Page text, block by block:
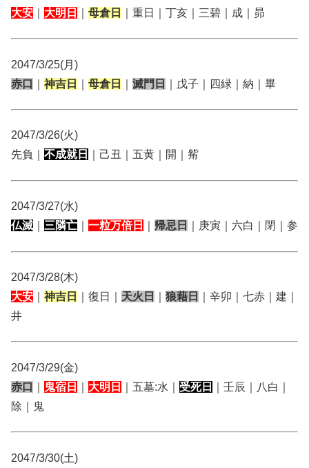
大安
大明日 母倉日 ｜重日｜丁亥｜三碧｜成｜昴
2047/3/25(月)
赤口
神吉日 母倉日 滅門日 ｜戊子｜四緑｜納｜畢
2047/3/26(火)
先負｜ 不成就日 ｜己丑｜五黄｜開｜觜
2047/3/27(水)
仏滅
三隣亡 一粒万倍日 帰忌日 ｜庚寅｜六白｜閉｜参
2047/3/28(木)
大安
神吉日 ｜復日｜ 天火日 狼藉日
｜辛卯｜七赤｜建｜
井
2047/3/29(金)
赤口
鬼宿日 大明日 ｜五墓:水｜ 受死日
｜壬辰｜八白｜
除｜鬼
2047/3/30(土)